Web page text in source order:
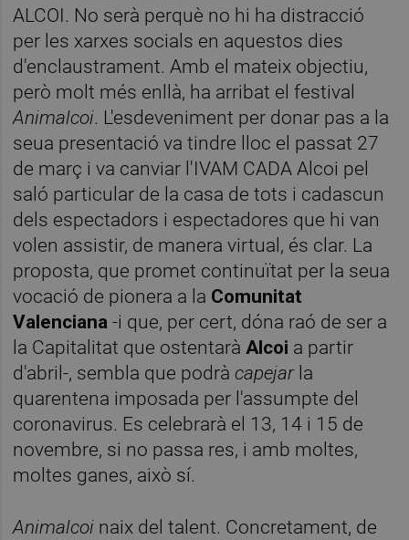
ALCOI. No serà perquè no hi ha distracció
per les xarxes socials en aquestos dies
d'enclaustrament. Amb el mateix objectiu,
però molt més enllà, ha arribat el festival
Animalcoi. L'esdeveniment per donar pas a la
seua presentació va tindre lloc el passat 27
de març i va canviar l'IVAM CADA Alcoi pel
saló particular de la casa de tots i cadascun
dels espectadors i espectadores que hi van
volen assistir, de manera virtual, és clar. La
proposta, que promet continuïtat per la seua
vocació de pionera a la Comunitat
Valenciana -i que, per cert, dóna raó de ser a
la Capitalitat que ostentarà Alcoi a partir
d'abril-, sembla que podràcapejarla
quarentena imposada per l'assumpte del
coronavirus. Es celebrarà el 13, 14 i 15 de
novembre, si no passa res, i amb moltes,
moltes ganes, això sí.
Animalcoi naix del talent. Concretament, de